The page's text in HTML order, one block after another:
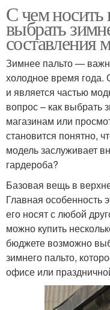
С чем носить
выбрать
составления
Зимнее пальто —
холодное время
и является частью
вопрос – как выбрать
магазинам или
становится понятно,
модель заслуживает
гардероба?
Базовая вещь в
Главная особенность
его носят с любой
можно купить
бюджете возможно
зимнего пальто,
офисе или